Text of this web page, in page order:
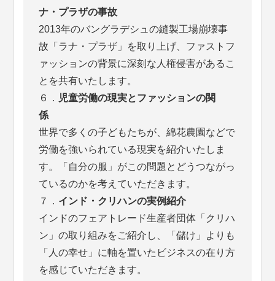
ナ・プラザの事故
2013年のバングラデシュの縫製工場崩壊事
故「ラナ・プラザ」を取り上げ、ファストフ
ァッションの背景に深刻な人権侵害があるこ
とを共有いたします。
６． 児童労働の現実とファッションの関
係
世界で多くの子どもたちが、綿花農園などで
労働を強いられている現実を紹介いたしま
す。「自分の服」がこの問題とどうつながっ
ているのかを考えていただきます。
７． インド・クリハンの実例紹介
インドのフェアトレード生産者団体「クリハ
ン」の取り組みをご紹介し、「儲け」よりも
「人の幸せ」に軸を置いたビジネスの在り方
を感じていただきます。